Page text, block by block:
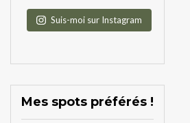
Suis-moi sur Instagram
Mes spots préférés !